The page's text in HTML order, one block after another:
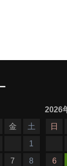
金
土
1
7
8
2026
日
6